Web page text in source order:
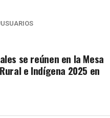
USUARIOS
se reúnen en la Mesa
e Indígena 2025 en